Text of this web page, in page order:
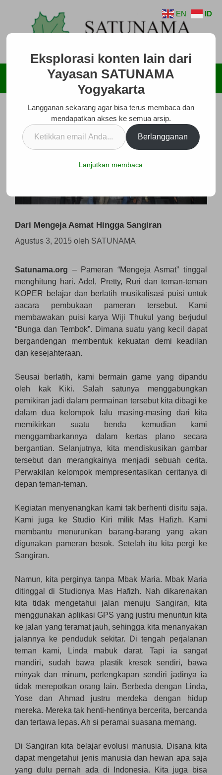
Menu
Dari Mengeja Asmat Hingga Sangiran
Agustus 3, 2015 oleh SATUNAMA
Satunama.org – Pameran “Mengeja Asmat” tinggal
menghitung hari. Adel, Pretty, Ruri dan teman-teman
KOPER belajar dan berlatih musikalisasi puisi untuk
aacara pembukaan pameran tersebut. Kami
membawakan puisi karya Wiji Thukul yang berjudul
“Bunga dan Tembok”. Dimana suatu yang kecil dapat
bergandengan membentuk kekuatan demi keadilan
dan kesejahteraan.
Seusai berlatih, kami bermain game yang dipandu
oleh kak Kiki. Salah satunya menggabungkan
pemikiran jadi dalam permainan tersebut kita dibagi ke
dalam dua kelompok lalu masing-masing dari kita
memikirkan suatu benda kemudian kami
menggambarkannya dalam kertas plano secara
bergantian. Selanjutnya, kita mendiskusikan gambar
tersebut dan merangkainya menjadi sebuah cerita.
Perwakilan kelompok mempresentasikan ceritanya di
depan teman-teman.
Kegiatan menyenangkan kami tak berhenti disitu saja.
Kami juga ke Studio Kiri milik Mas Hafizh. Kami
membantu menurunkan barang-barang yang akan
digunakan pameran besok. Setelah itu kita pergi ke
Sangiran.
Namun, kita perginya tanpa Mbak Maria. Mbak Maria
ditinggal di Studionya Mas Hafizh. Nah dikarenakan
kita tidak mengetahui jalan menuju Sangiran, kita
menggunakan aplikasi GPS yang justru menuntun kita
ke jalan yang teramat jauh, sehingga kita menanyakan
jalannya ke penduduk sekitar. Di tengah perjalanan
teman kami, Linda mabuk darat. Tapi ia sangat
mandiri, sudah bawa plastik kresek sendiri, bawa
minyak dan minum, perlengkapan sendiri jadinya ia
tidak merepotkan orang lain. Berbeda dengan Linda,
Yose dan Ahmad justru merdeka dengan hidup
mereka. Mereka tak henti-hentinya bercerita, bercanda
dan tertawa lepas. Ah si peramai suasana memang.
Di Sangiran kita belajar evolusi manusia. Disana kita
dapat mengetahui jenis manusia dan hewan apa saja
yang dulu pernah ada di Indonesia. Kita juga bisa
EN ID
Eksplorasi konten lain dari
Yayasan SATUNAMA
Yogyakarta
Langganan sekarang agar bisa terus membaca dan
mendapatkan akses ke semua arsip.
Ketikkan
email
Berlangganan
Lanjutkan membaca